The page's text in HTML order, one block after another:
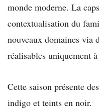
monde moderne. La
contextualisation du
nouveaux domaines via
réalisables uniquement
Cette saison présente
indigo et teints en noir.